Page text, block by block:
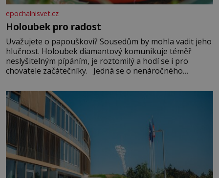
epochalnisvet.cz
Holoubek pro radost
Uvažujete o papouškovi? Sousedům by mohla vadit jeho
hlučnost. Holoubek diamantový komunikuje téměř
neslyšitelným pípáním, je roztomilý a hodí se i pro
chovatele začátečníky. Jedná se o nenáročného
času tráví na zemi, kde sbírá zbytky semínek Jeho
domovinou je prakticky celá Austrálie s výjimkou
pobřežní oblasti.